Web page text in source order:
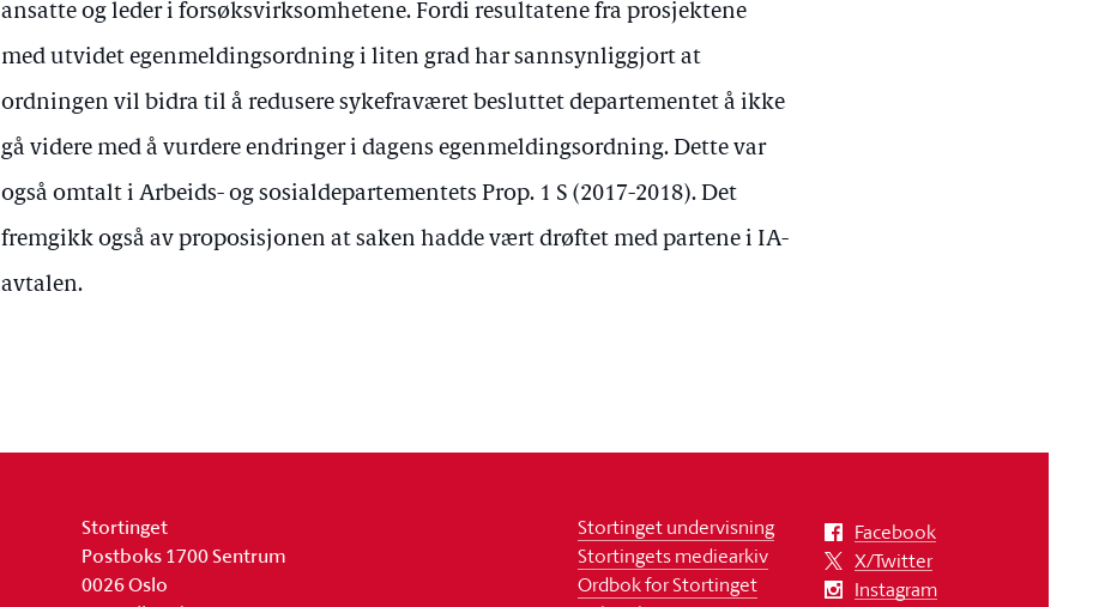
ansatte og leder i forsøksvirksomhetene. Fordi resultatene fra prosjektene
med utvidet egenmeldingsordning i liten grad har sannsynliggjort at
ordningen vil bidra til å redusere sykefraværet besluttet departementet å ikke
gå videre med å vurdere endringer i dagens egenmeldingsordning. Dette var
også omtalt i Arbeids- og sosialdepartementets Prop. 1 S (2017-2018). Det
fremgikk også av proposisjonen at saken hadde vært drøftet med partene i IA-
avtalen.
Stortinget
Postboks 1700 Sentrum
0026 Oslo
Stortinget undervisning
Stortingets mediearkiv
Ordbok for Stortinget
Facebook
X/Twitter
Instagram